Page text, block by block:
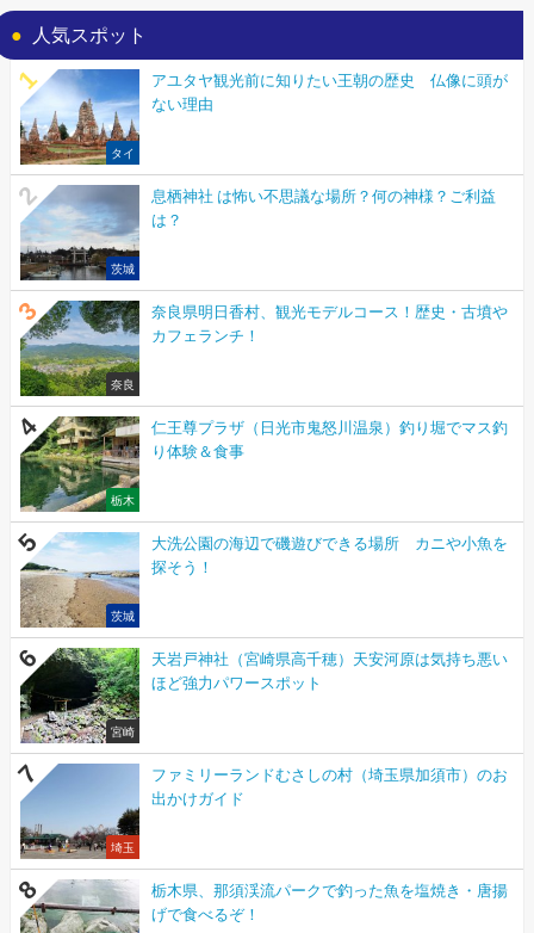
人気スポット
タイ
アユタヤ観光前に知りたい王朝の歴史 仏像に頭が
ない理由
茨城
息栖神社 は怖い不思議な場所？何の神様？ご利益
は？
奈良
奈良県明日香村、観光モデルコース！歴史・古墳や
カフェランチ！
栃木
仁王尊プラザ（日光市鬼怒川温泉）釣り堀でマス釣
り体験＆食事
茨城
大洗公園の海辺で磯遊びできる場所 カニや小魚を
探そう！
宮崎
天岩戸神社（宮崎県高千穂）天安河原は気持ち悪い
ほど強力パワースポット
埼玉
ファミリーランドむさしの村（埼玉県加須市）のお
出かけガイド
栃木県、那須渓流パークで釣った魚を塩焼き・唐揚
げで食べるぞ！